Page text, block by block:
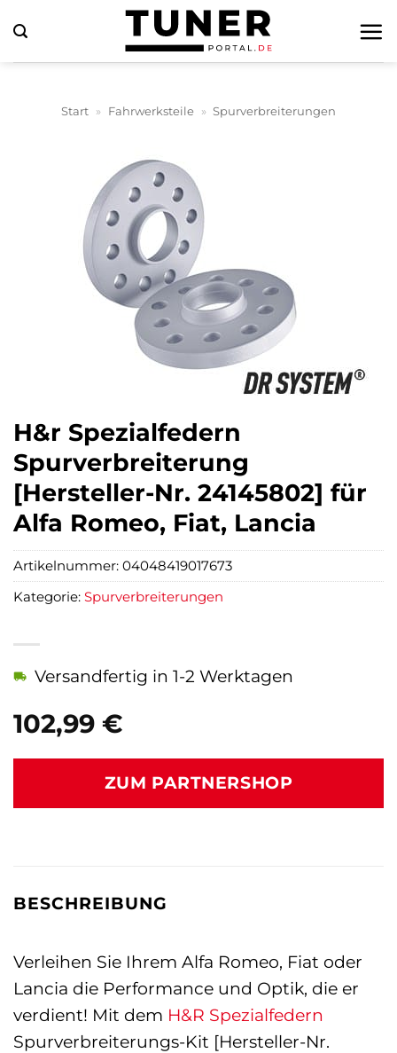
Inhalt
springen
Start » Fahrwerksteile » Spurverbreiterungen
H&r Spezialfedern
Spurverbreiterung
[Hersteller-Nr. 24145802] für
Alfa Romeo, Fiat, Lancia
102,99 €
Versandfertig in 1-2 Werktagen
ZUM PARTNERSHOP
Artikelnummer: 04048419017673
Kategorie: Spurverbreiterungen
BESCHREIBUNG
Verleihen Sie Ihrem Alfa Romeo, Fiat oder
Lancia die Performance und Optik, die er
verdient! Mit dem H&R Spezialfedern
Spurverbreiterungs-Kit [Hersteller-Nr.